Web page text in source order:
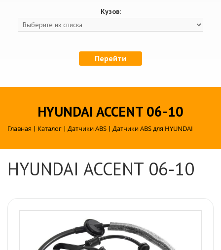
Кузов:
Перейти
HYUNDAI ACCENT 06-10
Главная | Каталог | Датчики ABS | Датчики ABS для HYUNDAI
HYUNDAI ACCENT 06-10